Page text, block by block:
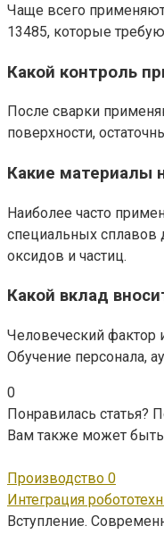
Чаще всего применяют
13485, которые
Какой контроль
После сварки
поверхности,
Какие материалы
Наиболее часто
специальных сплавов
оксидов и частиц.
Какой вклад
Человеческий фактор
Обучение персонала,
0
Понравилась статья?
Вам также может быть
Производство 0
Интеграция
Вступление.